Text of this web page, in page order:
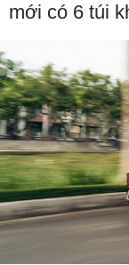
mới có 6 túi